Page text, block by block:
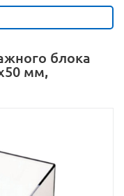
блока
мм,